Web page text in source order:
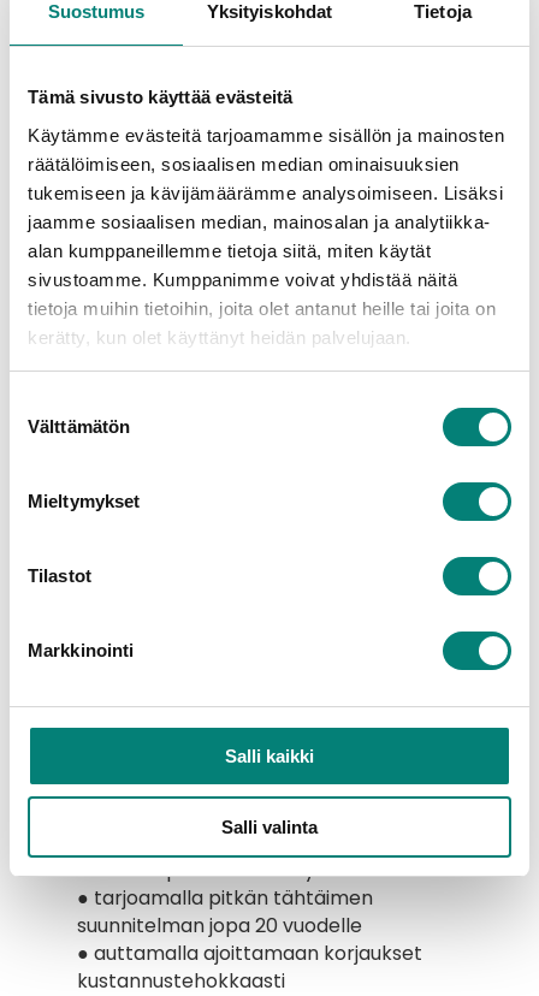
Suostumus Yksityiskohdat Tietoja
Tämä sivusto käyttää evästeitä
Käytämme evästeitä tarjoamamme sisällön ja mainosten
räätälöimiseen, sosiaalisen median ominaisuuksien
tukemiseen ja kävijämäärämme analysoimiseen. Lisäksi
jaamme sosiaalisen median, mainosalan ja analytiikka-
alan kumppaneillemme tietoja siitä, miten käytät
sivustoamme. Kumppanimme voivat yhdistää näitä
tietoja muihin tietoihin, joita olet antanut heille tai joita on
kerätty, kun olet käyttänyt heidän palvelujaan.
valinta
Välttämätön
Mieltymykset
Tilastot
Markkinointi
Salli kaikki
Salli valinta
perustuvat rakennusvuoteen, aiempiin
korjauksiin, teknisiin käyttöikiin sekä alan
(KH-kortit, Talo200-nimikkeistö, TateRYL
ja muut tekniset standardit). Malli elää
kiinteistön
mukana: kun tutkimuksia tehdään tai
korjauksia valmistuu, tilanne tarkentuu
automaattisesti.
Talotuntija auttaa
isännöitsijää:
kaikista yhtiöistä yhdellä työkalulla
● vähentämällä manuaalista
yhtiökokouksissa ja viestinnässä
hallitusta:
● tuomalla esiin kiinteistön kunnon
ymmärrettävästi
● tuottamalla suoraan viiden vuoden
kunnossapitotarveselvityksen
● tarjoamalla pitkän tähtäimen
suunnitelman jopa 20 vuodelle
● auttamalla ajoittamaan korjaukset
kustannustehokkaasti